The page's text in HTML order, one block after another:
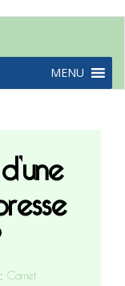
MENU
Carnet